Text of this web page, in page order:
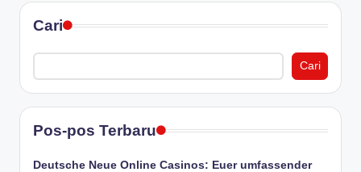
Cari
Cari
Pos-pos Terbaru
Deutsche Neue Online Casinos: Euer umfassender